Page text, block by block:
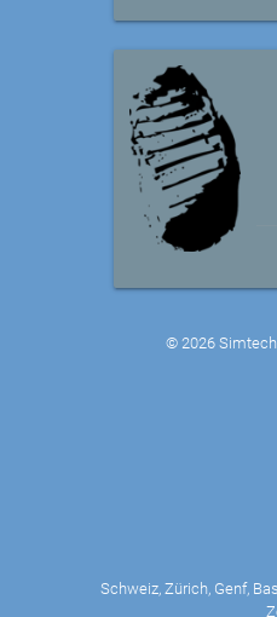
© 2026 Simtech
Schweiz, Zürich, Genf,